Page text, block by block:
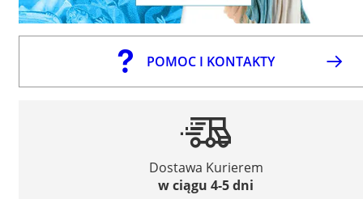
POMOC I KONTAKTY
Dostawa Kurierem
w ciągu 4-5 dni